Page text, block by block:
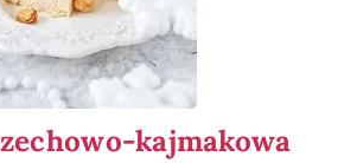
kajmakowa